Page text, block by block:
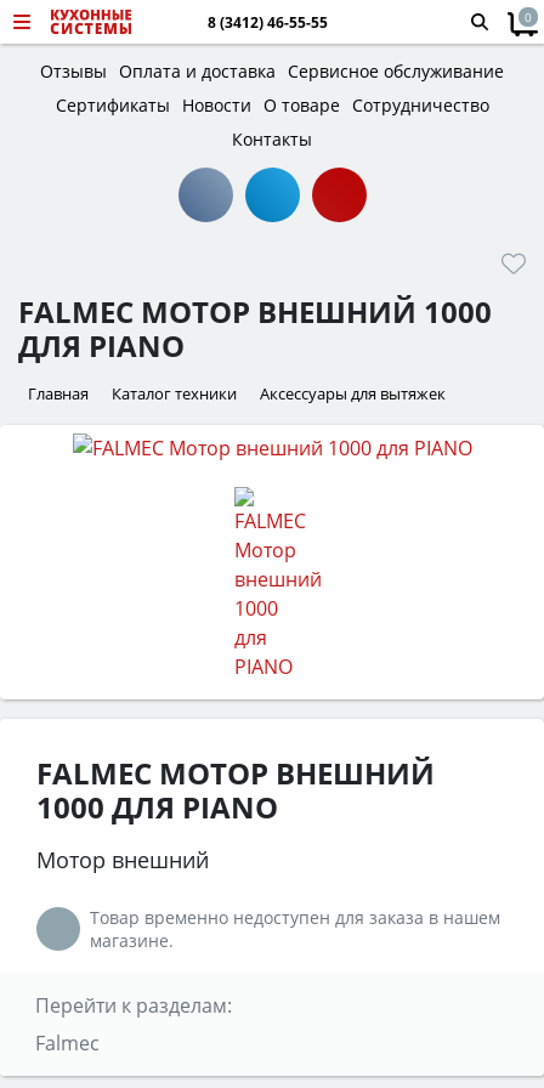
8 (3412) 46-55-55 0
Отзывы Оплата и доставка Сервисное обслуживание
Сертификаты
Новости О товаре Сотрудничество
Контакты
FALMEC МОТОР ВНЕШНИЙ 1000
ДЛЯ PIANO
Главная Каталог техники Аксессуары для вытяжек
FALMEC МОТОР ВНЕШНИЙ
1000 ДЛЯ PIANO
Мотор внешний
Товар временно недоступен для заказа в нашем
магазине.
Перейти к разделам:
Falmec